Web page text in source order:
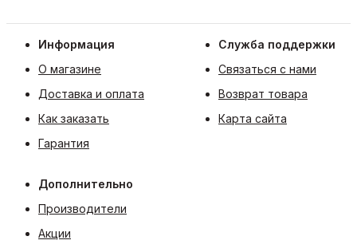
Информация
О магазине
Доставка и оплата
Как заказать
Гарантия
Служба поддержки
Связаться с нами
Возврат товара
Карта сайта
Дополнительно
Производители
Акции